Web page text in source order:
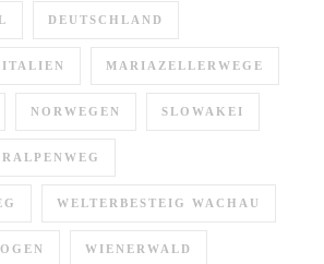
DEUTSCHLAND
ITALIEN MARIAZELLERWEGE
NORWEGEN SLOWAKEI
WELTERBESTEIG WACHAU
WIENERWALD